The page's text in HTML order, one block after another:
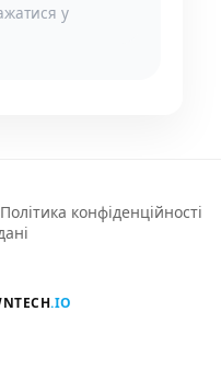
у
Політика конфіденційності
.IO